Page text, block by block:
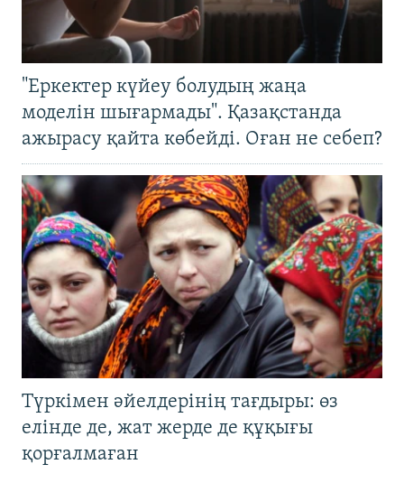
"Еркектер күйеу болудың жаңа
моделін шығармады". Қазақстанда
ажырасу қайта көбейді. Оған не себеп?
Түркімен әйелдерінің тағдыры: өз
елінде де, жат жерде де құқығы
қорғалмаған